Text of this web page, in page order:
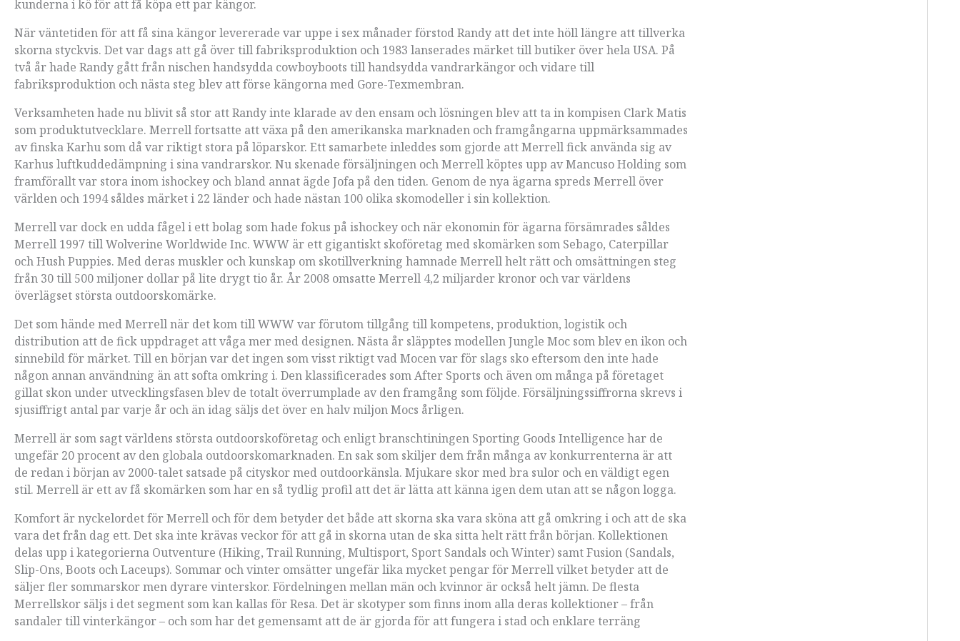
kunderna i kö för att få köpa ett par kängor.
När väntetiden för att få sina kängor levererade var uppe i sex månader förstod Randy att det inte höll längre att tillverka
skorna styckvis. Det var dags att gå över till fabriksproduktion och 1983 lanserades märket till butiker över hela USA. På
två år hade Randy gått från nischen handsydda cowboyboots till handsydda vandrarkängor och vidare till
fabriksproduktion och nästa steg blev att förse kängorna med Gore-Texmembran.
Verksamheten hade nu blivit så stor att Randy inte klarade av den ensam och lösningen blev att ta in kompisen Clark Matis
som produktutvecklare. Merrell fortsatte att växa på den amerikanska marknaden och framgångarna uppmärksammades
av finska Karhu som då var riktigt stora på löparskor. Ett samarbete inleddes som gjorde att Merrell fick använda sig av
Karhus luftkuddedämpning i sina vandrarskor. Nu skenade försäljningen och Merrell köptes upp av Mancuso Holding som
framförallt var stora inom ishockey och bland annat ägde Jofa på den tiden. Genom de nya ägarna spreds Merrell över
världen och 1994 såldes märket i 22 länder och hade nästan 100 olika skomodeller i sin kollektion.
Merrell var dock en udda fågel i ett bolag som hade fokus på ishockey och när ekonomin för ägarna försämrades såldes
Merrell 1997 till Wolverine Worldwide Inc. WWW är ett gigantiskt skoföretag med skomärken som Sebago, Caterpillar
och Hush Puppies. Med deras muskler och kunskap om skotillverkning hamnade Merrell helt rätt och omsättningen steg
från 30 till 500 miljoner dollar på lite drygt tio år. År 2008 omsatte Merrell 4,2 miljarder kronor och var världens
överlägset största outdoorskomärke.
Det som hände med Merrell när det kom till WWW var förutom tillgång till kompetens, produktion, logistik och
distribution att de fick uppdraget att våga mer med designen. Nästa år släpptes modellen Jungle Moc som blev en ikon och
sinnebild för märket. Till en början var det ingen som visst riktigt vad Mocen var för slags sko eftersom den inte hade
någon annan användning än att softa omkring i. Den klassificerades som After Sports och även om många på företaget
gillat skon under utvecklingsfasen blev de totalt överrumplade av den framgång som följde. Försäljningssiffrorna skrevs i
sjusiffrigt antal par varje år och än idag säljs det över en halv miljon Mocs årligen.
Merrell är som sagt världens största outdoorskoföretag och enligt branschtiningen Sporting Goods Intelligence har de
ungefär 20 procent av den globala outdoorskomarknaden. En sak som skiljer dem från många av konkurrenterna är att
de redan i början av 2000-talet satsade på cityskor med outdoorkänsla. Mjukare skor med bra sulor och en väldigt egen
stil. Merrell är ett av få skomärken som har en så tydlig profil att det är lätta att känna igen dem utan att se någon logga.
Komfort är nyckelordet för Merrell och för dem betyder det både att skorna ska vara sköna att gå omkring i och att de ska
vara det från dag ett. Det ska inte krävas veckor för att gå in skorna utan de ska sitta helt rätt från början. Kollektionen
delas upp i kategorierna Outventure (Hiking, Trail Running, Multisport, Sport Sandals och Winter) samt Fusion (Sandals,
Slip-Ons, Boots och Laceups). Sommar och vinter omsätter ungefär lika mycket pengar för Merrell vilket betyder att de
säljer fler sommarskor men dyrare vinterskor. Fördelningen mellan män och kvinnor är också helt jämn. De flesta
Merrellskor säljs i det segment som kan kallas för Resa. Det är skotyper som finns inom alla deras kollektioner – från
sandaler till vinterkängor – och som har det gemensamt att de är gjorda för att fungera i stad och enklare terräng